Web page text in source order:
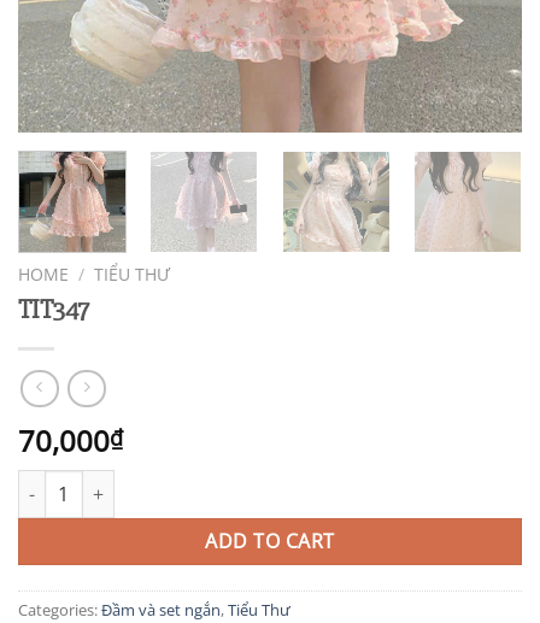
HOME / TIỂU THƯ
TIT347
70,000₫
TIT347 quantity
ADD TO CART
Categories:Đầm và set ngắn,Tiểu Thư